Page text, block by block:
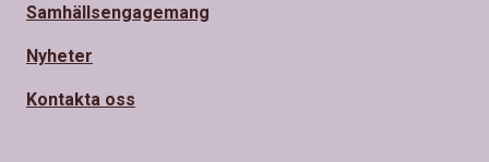
Samhällsengagemang
Nyheter
Kontakta oss